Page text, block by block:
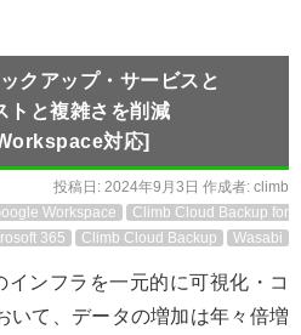
クアップ・サービスと
トと複雑さを削減
対応]
投稿日: 2024年9月3日 作成者: climb
Workspace
Climb Cloud Backup for
365
Climb Cloud Backup Wasabi
ンフラを一元的に可視化・コ
いて、データの増加は年々倍増